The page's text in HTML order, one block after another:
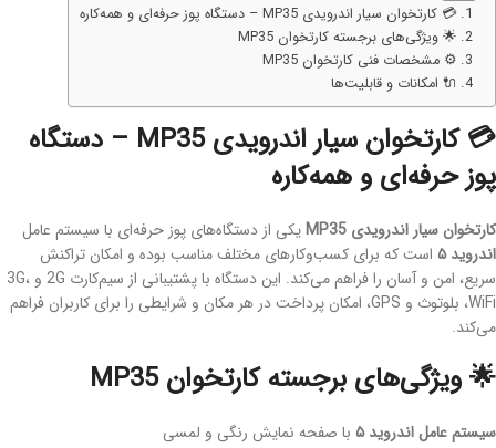
💳 کارتخوان سیار اندرویدی MP35 – دستگاه پوز حرفه‌ای و همه‌کاره
🌟 ویژگی‌های برجسته کارتخوان MP35
⚙️ مشخصات فنی کارتخوان MP35
🔌 امکانات و قابلیت‌ها
💳 کارتخوان سیار اندرویدی MP35 – دستگاه
پوز حرفه‌ای و همه‌کاره
کارتخوان سیار اندرویدی MP35
یکی از دستگاه‌های پوز حرفه‌ای با سیستم عامل
اندروید ۵ است که برای کسب‌وکارهای مختلف مناسب بوده و امکان تراکنش
سریع، امن و آسان را فراهم می‌کند. این دستگاه با پشتیبانی از سیم‌کارت 2G و 3G،
WiFi، بلوتوث و GPS، امکان پرداخت در هر مکان و شرایطی را برای کاربران فراهم
می‌کند.
🌟 ویژگی‌های برجسته کارتخوان MP35
سیستم عامل اندروید ۵ با صفحه نمایش رنگی و لمسی